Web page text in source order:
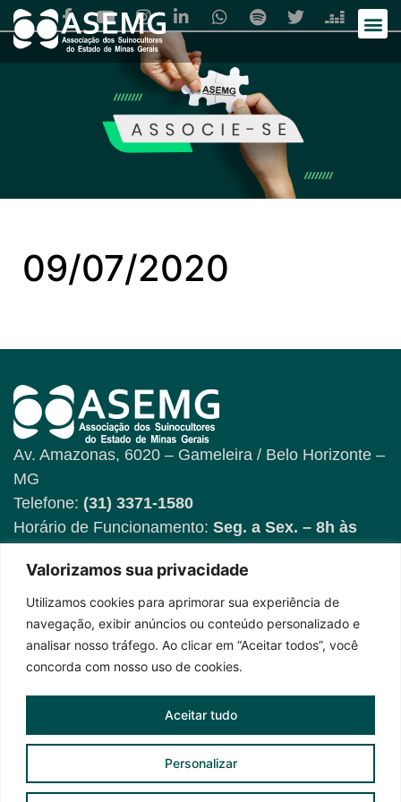
Valorizamos sua privacidade
Utilizamos cookies para aprimorar sua experiência de
navegação, exibir anúncios ou conteúdo personalizado e
analisar nosso tráfego. Ao clicar em “Aceitar todos”, você
concorda com nosso uso de cookies.
Personalizar
Aceitar tudo
09/07/2020
Av. Amazonas, 6020 – Gameleira / Belo Horizonte –
MG
Telefone: (31) 3371-1580
Horário de Funcionamento: Seg. a Sex. – 8h às
Fique por dentro das
novidades